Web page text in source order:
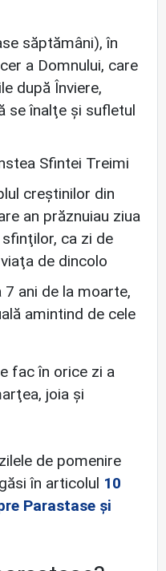
săptămâni), în
a Domnului, care
după Înviere,
se înalţe şi sufletul
Sfintei Treimi
creştinilor din
an prăznuiau ziua
ca zi de
de dincolo
7 ani de la moarte,
amintind de cele
fac în orice zi a
joia şi
de pomenire
în articolul 10
Parastase și